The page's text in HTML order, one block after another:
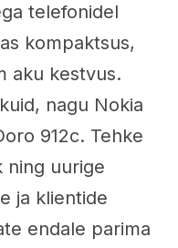
telefonidel
kompaktsus,
aku kestvus.
nagu Nokia
912c. Tehke
ning uurige
ja klientide
endale parima